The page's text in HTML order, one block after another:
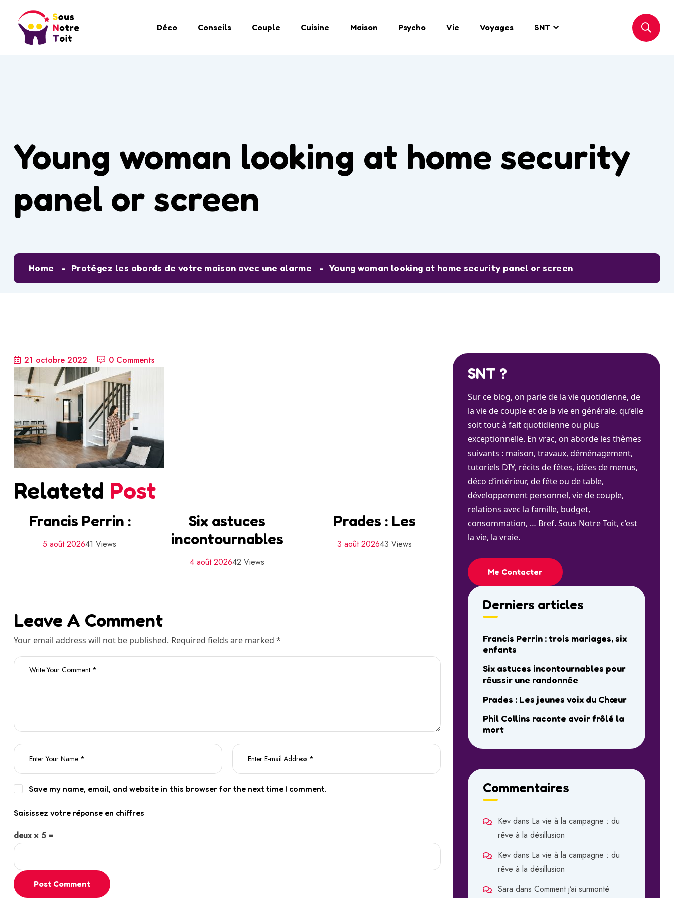
Déco Conseils Couple Cuisine Maison Psycho Vie Voyages SNT
Young woman looking at home security
panel or screen
Home Protégez les abords de votre maison avec une alarme Young woman looking at home security panel or screen
21 octobre 2022 0 Comments
Relatetd Post
Francis Perrin :
5 août 202641 Views
Six astuces
incontournables
4 août 202642 Views
Prades : Les
3 août 202643 Views
Leave A Comment
Your email address will not be published. Required fields are marked *
Save my name, email, and website in this browser for the next time I comment.
Saisissez votre réponse en chiffres
deux × 5 =
Post Comment
SNT ?
Sur ce blog, on parle de la vie quotidienne, de
la vie de couple et de la vie en générale, qu’elle
soit tout à fait quotidienne ou plus
exceptionnelle. En vrac, on aborde les thèmes
suivants : maison, travaux, déménagement,
tutoriels DIY, récits de fêtes, idées de menus,
déco d’intérieur, de fête ou de table,
développement personnel, vie de couple,
relations avec la famille, budget,
consommation, … Bref. Sous Notre Toit, c’est
la vie, la vraie.
Me Contacter
Derniers articles
Francis Perrin : trois mariages, six
enfants
Six astuces incontournables pour
réussir une randonnée
Prades : Les jeunes voix du Chœur
Phil Collins raconte avoir frôlé la
mort
Commentaires
Kev dans La vie à la campagne : du
rêve à la désillusion
Kev dans La vie à la campagne : du
rêve à la désillusion
Sara dans Comment j’ai surmonté